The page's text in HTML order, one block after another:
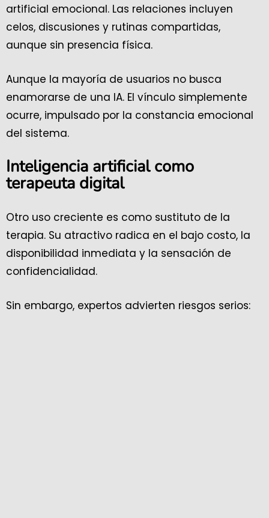
artificial emocional. Las relaciones incluyen
celos, discusiones y rutinas compartidas,
aunque sin presencia física.
Aunque la mayoría de usuarios no busca
enamorarse de una IA. El vínculo simplemente
ocurre, impulsado por la constancia emocional
del sistema.
Inteligencia artificial como
terapeuta digital
Otro uso creciente es como sustituto de la
terapia. Su atractivo radica en el bajo costo, la
disponibilidad inmediata y la sensación de
confidencialidad.
Sin embargo, expertos advierten riesgos serios: